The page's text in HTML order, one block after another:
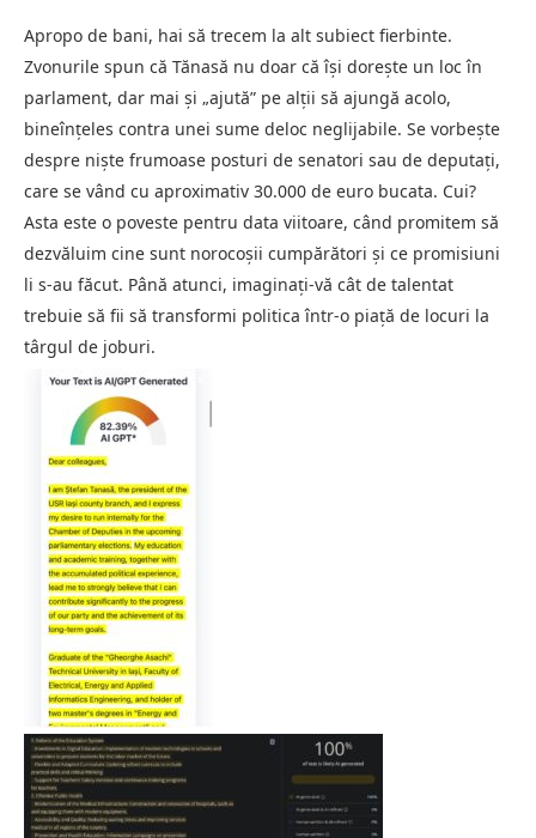
Apropo de bani, hai să trecem la alt subiect fierbinte.
Zvonurile spun că Tănasă nu doar că își dorește un loc în
parlament, dar mai și „ajută” pe alții să ajungă acolo,
bineînțeles contra unei sume deloc neglijabile. Se vorbește
despre niște frumoase posturi de senatori sau de deputați,
care se vând cu aproximativ 30.000 de euro bucata. Cui?
Asta este o poveste pentru data viitoare, când promitem să
dezvăluim cine sunt norocoșii cumpărători și ce promisiuni
li s-au făcut. Până atunci, imaginați-vă cât de talentat
trebuie să fii să transformi politica într-o piață de locuri la
târgul de joburi.